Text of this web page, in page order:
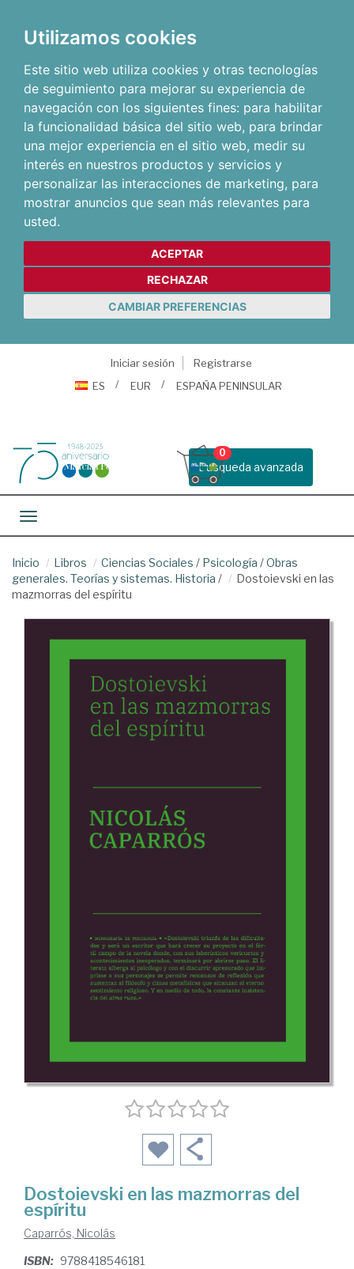
Utilizamos cookies
Este sitio web utiliza cookies y otras tecnologías
de seguimiento para mejorar su experiencia de
navegación con los siguientes fines: para habilitar
la funcionalidad básica del sitio web, para brindar
una mejor experiencia en el sitio web, medir su
interés en nuestros productos y servicios y
personalizar las interacciones de marketing, para
mostrar anuncios que sean más relevantes para
usted.
ACEPTAR
RECHAZAR
CAMBIAR PREFERENCIAS
Iniciar sesión
Registrarse
ES
EUR ESPAÑA PENINSULAR
Busqueda avanzada
0
Toggle navigation
Inicio Libros Ciencias Sociales / Psicología /Obras
generales. Teorías y sistemas. Historia /
Dostoievski en las
mazmorras del espíritu
Dostoievski en las mazmorras del
espíritu
Caparrós, Nicolás
ISBN: 9788418546181